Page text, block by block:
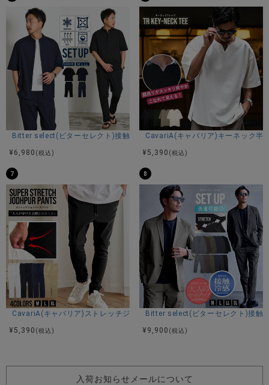
Bitter select(ビターセレクト)接触冷感スーパーストレッチバンドカラー
¥ 6,980 (税込)
CavariA(キャバリア)キーネック半
¥ 5,390 (税込)
7
CavariA(キャバリア)ストレッチジョッパーパンツ/全4色
¥ 5,390 (税込)
8
Bitter select(ビターセレクト)接触
¥ 9,900 (税込)
入荷お知らせメールについて